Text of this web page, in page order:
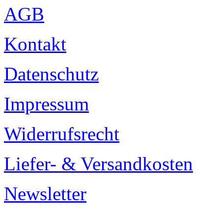
AGB
Kontakt
Datenschutz
Impressum
Widerrufsrecht
Liefer- & Versandkosten
Newsletter